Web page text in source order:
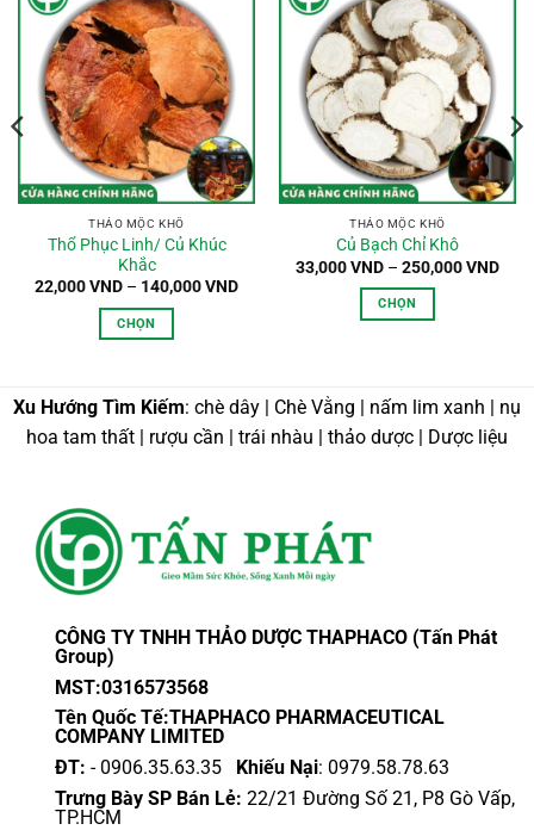
THẢO MỘC KHÔ
Thổ Phục Linh/ Củ Khúc
Khắc
22,000VND – 140,000VNDKhoảng
CHỌN
này
có
nhiều
chọn
thể
chọn
trang
phẩm
THẢO MỘC KHÔ
Củ Bạch Chỉ Khô
33,000VND – 250,000VND
CHỌN
có
nhiều
được
trang
phẩm
VND
VND
Xu Hướng Tìm Kiếm: chè dây | Chè Vằng | nấm lim xanh | nụ
hoa tam thất | rượu cần | trái nhàu | thảo dược | Dược liệu
CÔNG TY TNHH THẢO DƯỢC THAPHACO (Tấn Phát
Group)
MST:0316573568
Tên Quốc Tế:THAPHACO PHARMACEUTICAL
COMPANY LIMITED
ĐT: - 0906.35.63.35 Khiếu Nại: 0979.58.78.63
Trưng Bày SP Bán Lẻ: 22/21 Đường Số 21, P8 Gò Vấp,
TP.HCM